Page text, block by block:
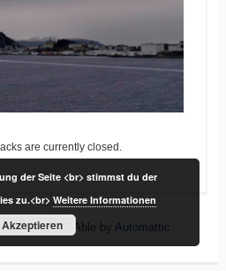
are currently closed.
|Theme: Able by Automattic.
der Seite <br> stimmst du der
zu.<br>Weitere Informationen
Akzeptieren